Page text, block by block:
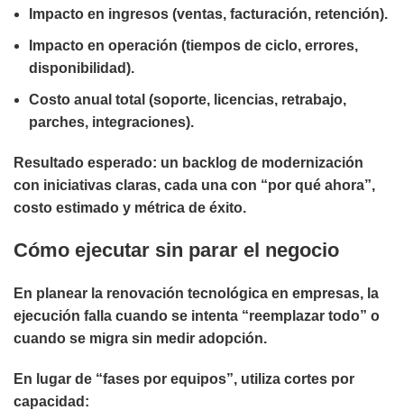
Impacto en ingresos (ventas, facturación, retención).
Impacto en operación (tiempos de ciclo, errores,
disponibilidad).
Costo anual total (soporte, licencias, retrabajo,
parches, integraciones).
Resultado esperado: un backlog de modernización
con iniciativas claras, cada una con “por qué ahora”,
costo estimado y métrica de éxito.
Cómo ejecutar sin parar el negocio
En planear la renovación tecnológica en empresas, la
ejecución falla cuando se intenta “reemplazar todo” o
cuando se migra sin medir adopción.
En lugar de “fases por equipos”, utiliza cortes por
capacidad: